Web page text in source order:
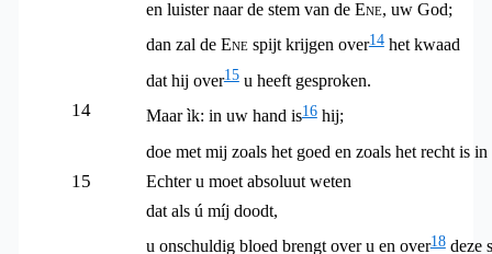
en luister naar de stem van de Ene, uw God;
dan zal de Enespijt krijgen over14het kwaad
dat hij over15u heeft gesproken.
14
Maar ìk: in uw hand is16hij;
doe met mij zoals het goed en zoals het recht is
15
Echter u moet absoluut weten
dat als ú míj doodt,
u onschuldig bloed brengt over u en over18deze